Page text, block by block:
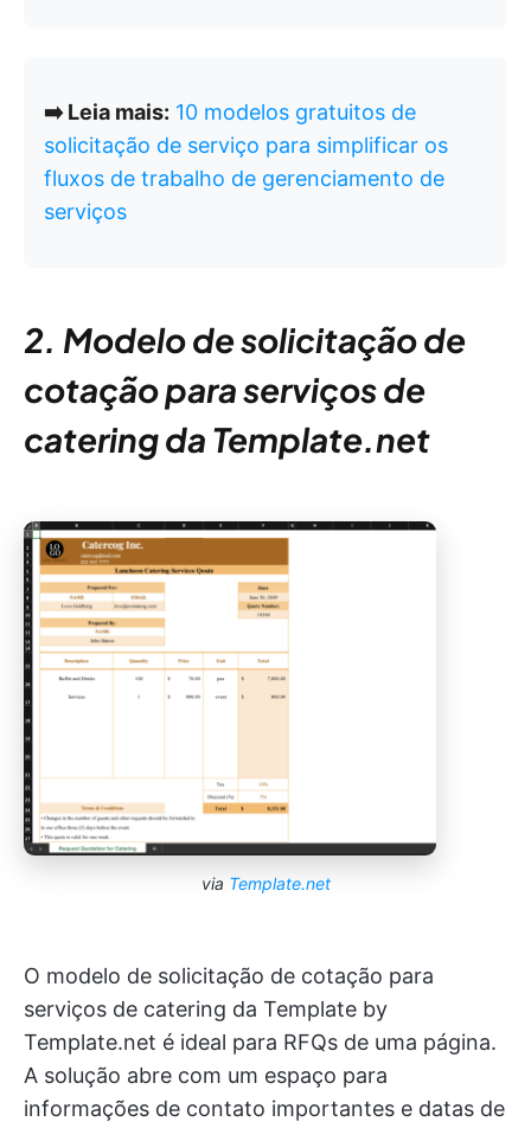
➡️ Leia mais: 10 modelos gratuitos de
solicitação de serviço para simplificar os
fluxos de trabalho de gerenciamento de
serviços
2. Modelo de solicitação de
cotação para serviços de
catering da Template.net
via Template.net
O modelo de solicitação de cotação para
serviços de catering da Template by
Template.net é ideal para RFQs de uma página.
A solução abre com um espaço para
informações de contato importantes e datas de